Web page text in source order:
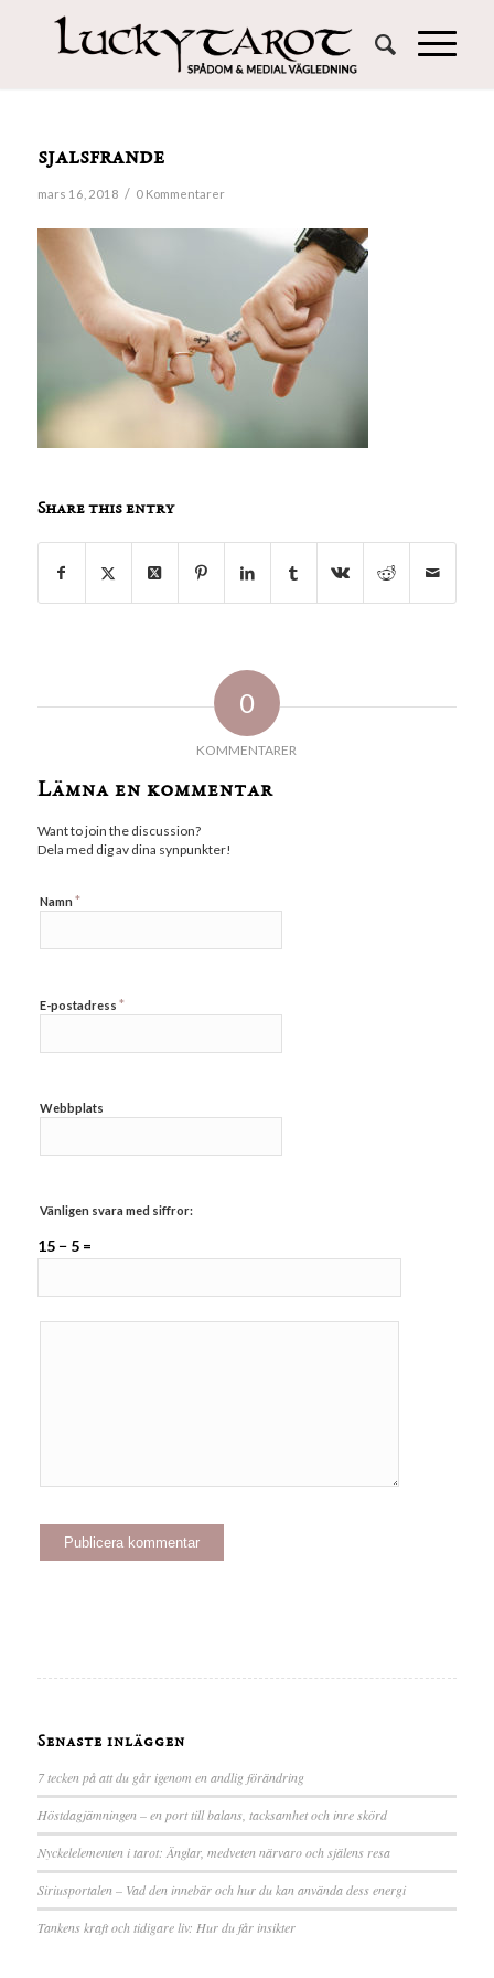
sjalsfrande
mars 16, 2018 / 0 Kommentarer
Share this entry
0
KOMMENTARER
Lämna en kommentar
Want to join the discussion?
Dela med dig av dina synpunkter!
Namn *
E-postadress *
Webbplats
Vänligen svara med siffror:
15 − 5 =
Senaste inläggen
7 tecken på att du går igenom en andlig förändring
Höstdagjämningen – en port till balans, tacksamhet och inre skörd
Nyckelelementen i tarot: Änglar, medveten närvaro och själens resa
Siriusportalen – Vad den innebär och hur du kan använda dess energi
Tankens kraft och tidigare liv: Hur du får insikter